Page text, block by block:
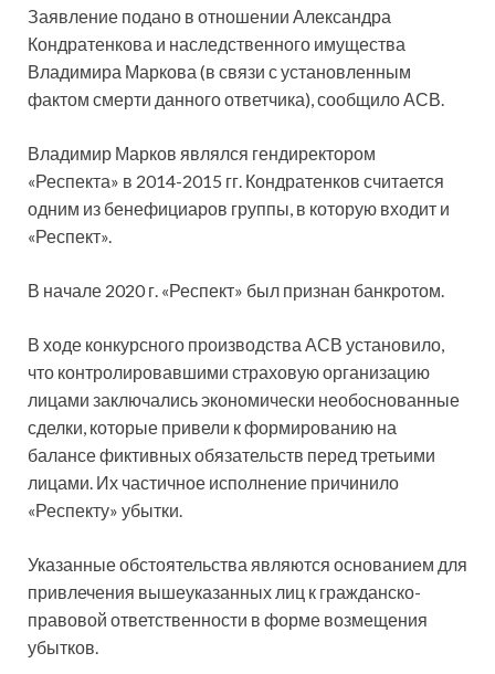
Заявление подано в отношении Александра
Кондратенкова и наследственного имущества
Владимира Маркова (в связи с установленным
фактом смерти данного ответчика), сообщило АСВ.
Владимир Марков являлся гендиректором
«Респекта» в 2014-2015 гг. Кондратенков считается
одним из бенефициаров группы, в которую входит и
«Респект».
В начале 2020 г. «Респект» был признан банкротом.
В ходе конкурсного производства АСВ установило,
что контролировавшими страховую организацию
лицами заключались экономически необоснованные
сделки, которые привели к формированию на
балансе фиктивных обязательств перед третьими
лицами. Их частичное исполнение причинило
«Респекту» убытки.
Указанные обстоятельства являются основанием для
привлечения вышеуказанных лиц к гражданско-
правовой ответственности в форме возмещения
убытков.